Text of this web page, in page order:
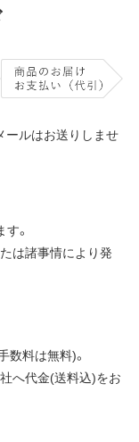
ールはお送りしませ
。
は諸事情により発
料は無料)。
へ代金(送料込)をお